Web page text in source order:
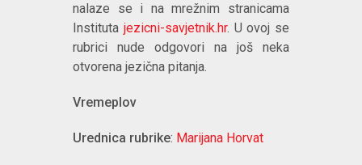
nalaze se i na mrežnim stranicama
Instituta jezicni-savjetnik.hr. U ovoj se
rubrici nude odgovori na još neka
otvorena jezična pitanja.
Vremeplov
Urednica rubrike: Marijana Horvat